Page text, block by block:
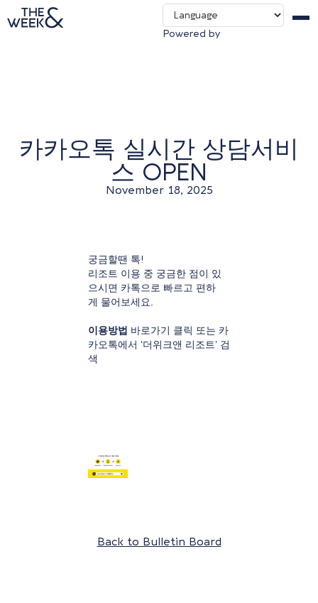
Powered by
About us
THE WOOF&
카카오톡 실시간 상담서비
스 OPEN
November 18, 2025
궁금할땐 톡!
리조트 이용 중 궁금한 점이 있
으시면 카톡으로 빠르고 편하
게 물어보세요.
이용방법 바로가기 클릭 또는 카
카오톡에서 ‘더위크앤 리조트’ 검
색
Back to Bulletin Board